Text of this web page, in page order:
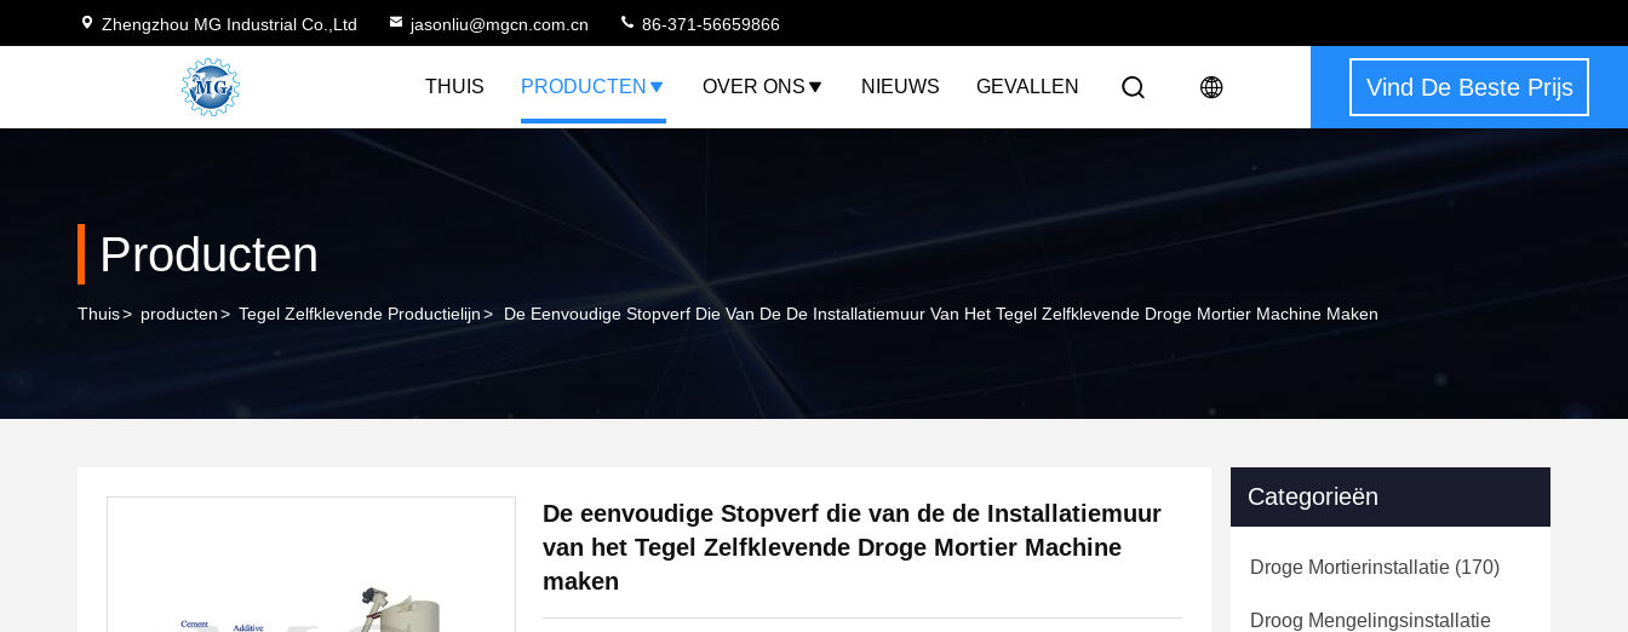
Zhengzhou MG Industrial Co.,Ltd jasonliu@mgcn.com.cn 86-371-56659866
THUIS PRODUCTEN OVER ONS NIEUWS GEVALLEN Vind De Beste Prijs
Producten
Thuis> producten> Tegel Zelfklevende Productielijn> De Eenvoudige Stopverf Die Van De De Installatiemuur Van Het Tegel Zelfklevende Droge Mortier Machine Maken
De eenvoudige Stopverf die van de de Installatiemuur
van het Tegel Zelfklevende Droge Mortier Machine
maken
Categorieën
Droge Mortierinstallatie (170)
Droog Mengelingsinstallatie